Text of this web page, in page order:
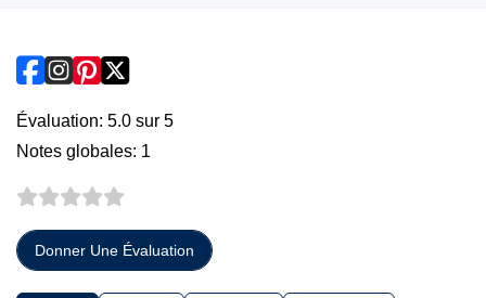
Évaluation: 5.0 sur 5
Notes globales: 1
Donner Une Évaluation